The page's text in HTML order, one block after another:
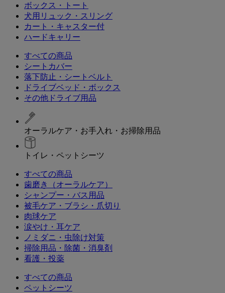
ボックス・トート
犬用リュック・スリング
カート・キャスター付
ハードキャリー
すべての商品
シートカバー
落下防止・シートベルト
ドライブベッド・ボックス
その他ドライブ用品
オーラルケア・お手入れ・お掃除用品
トイレ・ペットシーツ
すべての商品
歯磨き（オーラルケア）
シャンプー・バス用品
被毛ケア・ブラシ・爪切り
肉球ケア
涙やけ・耳ケア
ノミダニ・虫除け対策
掃除用品・除菌・消臭剤
看護・投薬
すべての商品
ペットシーツ